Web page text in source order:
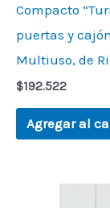
Compacto
puertas y
Multiuso, de
$192.522
Agregar al